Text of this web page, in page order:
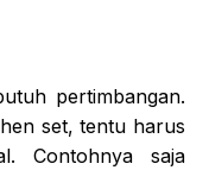
pertimbangan.
set, tentu harus
Contohnya saja